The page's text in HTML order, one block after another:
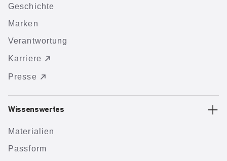
Geschichte
Marken
Verantwortung
Karriere
Presse
Wissenswertes
Materialien
Passform